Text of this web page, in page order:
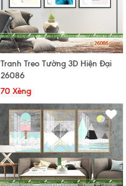
Tranh Treo Tường 3D Hiện Đại
26086
70 Xèng